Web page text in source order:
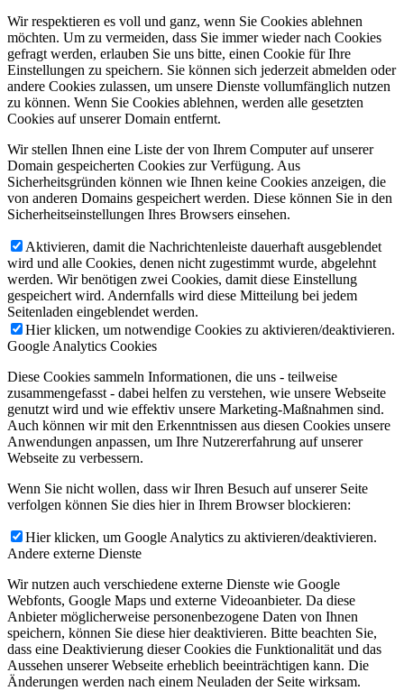
Wir respektieren es voll und ganz, wenn Sie Cookies ablehnen
möchten. Um zu vermeiden, dass Sie immer wieder nach Cookies
gefragt werden, erlauben Sie uns bitte, einen Cookie für Ihre
Einstellungen zu speichern. Sie können sich jederzeit abmelden oder
andere Cookies zulassen, um unsere Dienste vollumfänglich nutzen
zu können. Wenn Sie Cookies ablehnen, werden alle gesetzten
Cookies auf unserer Domain entfernt.
Wir stellen Ihnen eine Liste der von Ihrem Computer auf unserer
Domain gespeicherten Cookies zur Verfügung. Aus
Sicherheitsgründen können wie Ihnen keine Cookies anzeigen, die
von anderen Domains gespeichert werden. Diese können Sie in den
Sicherheitseinstellungen Ihres Browsers einsehen.
Aktivieren, damit die Nachrichtenleiste dauerhaft ausgeblendet
wird und alle Cookies, denen nicht zugestimmt wurde, abgelehnt
werden. Wir benötigen zwei Cookies, damit diese Einstellung
gespeichert wird. Andernfalls wird diese Mitteilung bei jedem
Seitenladen eingeblendet werden.
Hier klicken, um notwendige Cookies zu aktivieren/deaktivieren.
Google Analytics Cookies
Diese Cookies sammeln Informationen, die uns - teilweise
zusammengefasst - dabei helfen zu verstehen, wie unsere Webseite
genutzt wird und wie effektiv unsere Marketing-Maßnahmen sind.
Auch können wir mit den Erkenntnissen aus diesen Cookies unsere
Anwendungen anpassen, um Ihre Nutzererfahrung auf unserer
Webseite zu verbessern.
Wenn Sie nicht wollen, dass wir Ihren Besuch auf unserer Seite
verfolgen können Sie dies hier in Ihrem Browser blockieren:
Hier klicken, um Google Analytics zu aktivieren/deaktivieren.
Andere externe Dienste
Wir nutzen auch verschiedene externe Dienste wie Google
Webfonts, Google Maps und externe Videoanbieter. Da diese
Anbieter möglicherweise personenbezogene Daten von Ihnen
speichern, können Sie diese hier deaktivieren. Bitte beachten Sie,
dass eine Deaktivierung dieser Cookies die Funktionalität und das
Aussehen unserer Webseite erheblich beeinträchtigen kann. Die
Änderungen werden nach einem Neuladen der Seite wirksam.